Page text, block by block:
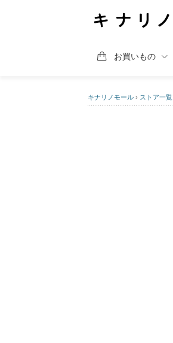
お買いもの
キナリノモール › ストア一覧